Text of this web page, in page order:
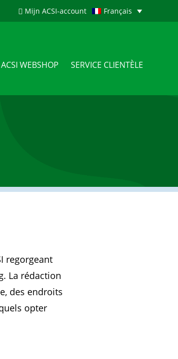
Mijn ACSI-account Français
ACSI WEBSHOP SERVICE CLIENTÈLE
regorgeant
La rédaction
des endroits
opter